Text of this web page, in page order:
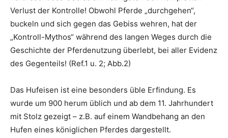
Verlust der Kontrolle! Obwohl Pferde „durchgehen“,
buckeln und sich gegen das Gebiss wehren, hat der
„Kontroll-Mythos“ während des langen Weges durch die
Geschichte der Pferdenutzung überlebt, bei aller Evidenz
des Gegenteils! (Ref.1 u. 2; Abb.2)
Das Hufeisen ist eine besonders üble Erfindung. Es
wurde um 900 herum üblich und ab dem 11. Jahrhundert
mit Stolz gezeigt – z.B. auf einem Wandbehang an den
Hufen eines königlichen Pferdes dargestellt.